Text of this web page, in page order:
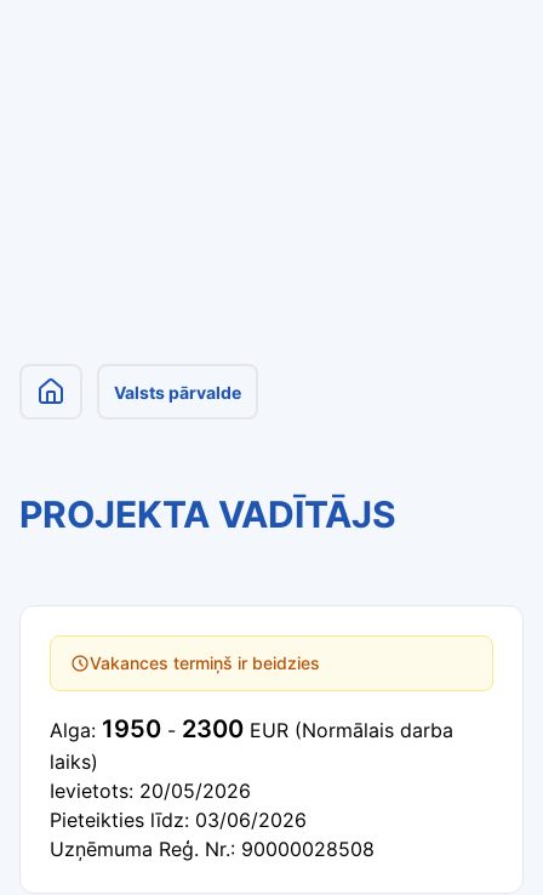
Valsts pārvalde
PROJEKTA VADĪTĀJS
Vakances termiņš ir beidzies
Alga: 1950 - 2300 EUR (Normālais darba
laiks)
Ievietots: 20/05/2026
Pieteikties līdz: 03/06/2026
Uzņēmuma Reģ. Nr.: 90000028508